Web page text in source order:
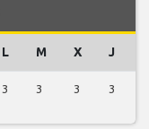
L M X J
3 3 3 3